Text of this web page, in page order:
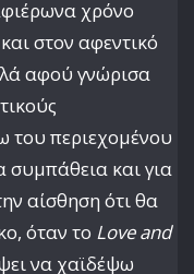
χρόνο
στον αφεντικό
αφού γνώρισα
του περιεχομένου
συμπάθεια και για
αίσθηση ότι θα
όταν το Love and
να χαϊδέψω